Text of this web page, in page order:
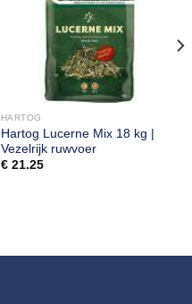
HARTOG
Hartog Lucerne Mix 18 kg |
Vezelrijk ruwvoer
€21.25